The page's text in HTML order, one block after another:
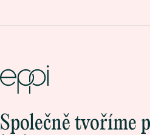
Společně tvoříme